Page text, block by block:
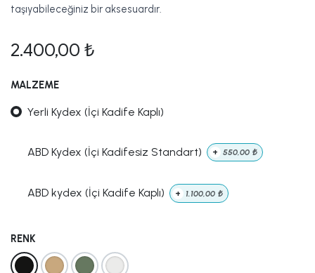
taşıyabileceğiniz bir aksesuardır.
2.400,00 ₺
MALZEME
Yerli Kydex (İçi Kadife Kaplı)
ABD Kydex (İçi Kadifesiz Standart) + 550,00 ₺
ABD kydex (İçi Kadife Kaplı) + 1.100,00 ₺
RENK